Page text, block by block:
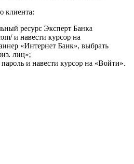
клиента:
ресурс Эксперт Банка
и навести курсор на
«Интернет Банк», выбрать
лиц»;
и навести курсор на «Войти».